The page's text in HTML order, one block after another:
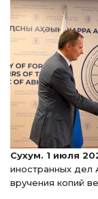
Сухум. 1 июля
иностранных дел
вручения копий